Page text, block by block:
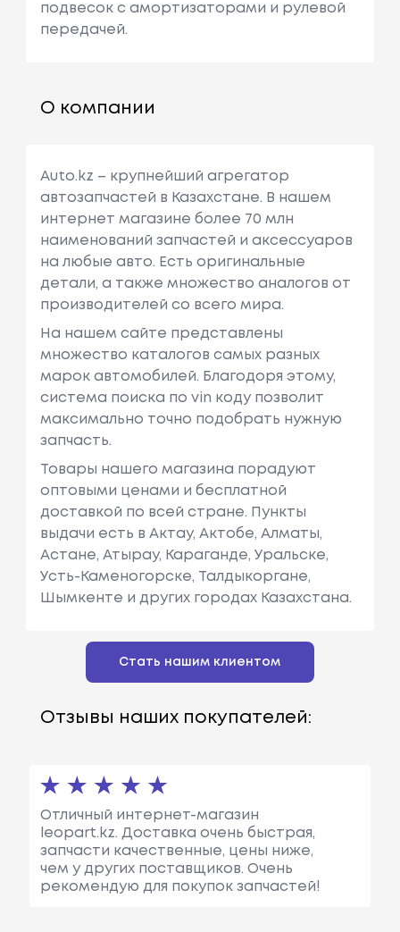
подвесок с амортизаторами и рулевой
передачей.
О компании
Auto.kz – крупнейший агрегатор
автозапчастей в Казахстане. В нашем
интернет магазине более 70 млн
наименований запчастей и аксессуаров
на любые авто. Есть оригинальные
детали, а также множество аналогов от
производителей со всего мира.
На нашем сайте представлены
множество каталогов самых разных
марок автомобилей. Благодоря этому,
система поиска по vin коду позволит
максимально точно подобрать нужную
запчасть.
Товары нашего магазина порадуют
оптовыми ценами и бесплатной
доставкой по всей стране. Пункты
выдачи есть в Актау, Актобе, Алматы,
Астане, Атырау, Караганде, Уральске,
Усть-Каменогорске, Талдыкоргане,
Шымкенте и других городах Казахстана.
Стать нашим клиентом
Отзывы наших покупателей:
Отличный интернет-магазин
leopart.kz. Доставка очень быстрая,
запчасти качественные, цены ниже,
чем у других поставщиков. Очень
рекомендую для покупок запчастей!